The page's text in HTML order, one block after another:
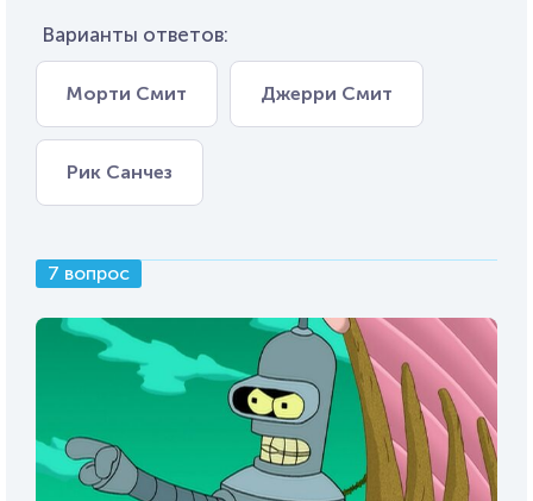
Варианты ответов:
Морти Смит Джерри Смит
Рик Санчез
7 вопрос